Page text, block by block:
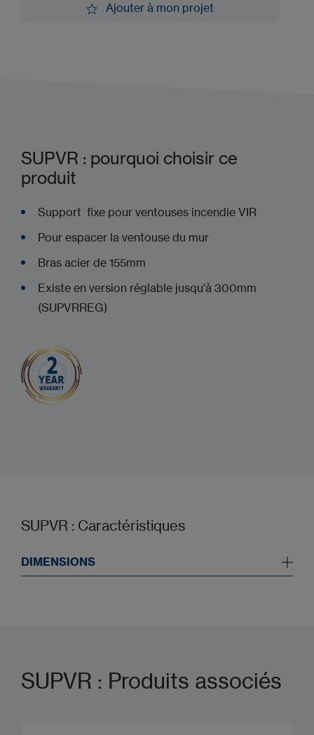
Ajouter à mon projet
SUPVR : pourquoi choisir ce
produit
Support fixe pour ventouses incendie VIR
Pour espacer la ventouse du mur
Bras acier de 155mm
Existe en version réglable jusqu'à 300mm
(SUPVRREG)
SUPVR : Caractéristiques
DIMENSIONS
SUPVR : Produits associés